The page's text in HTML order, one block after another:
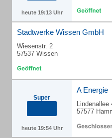
heute 19:13 Uhr
Stadtwerke Wissen GmbH
Wiesenstr. 2
57537 Wissen
Super
heute 19:54 Uhr
A Energie
Lindenallee
57577